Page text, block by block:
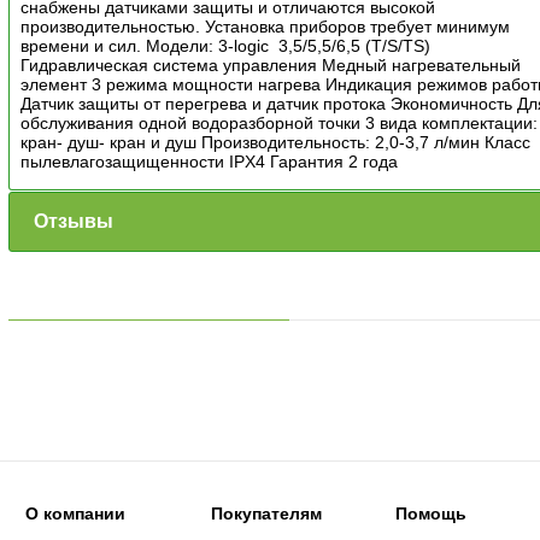
снабжены датчиками защиты и отличаются высокой
производительностью. Установка приборов требует минимум
времени и сил. Модели: 3-logic 3,5/5,5/6,5 (T/S/TS)
Гидравлическая система управления Медный нагревательный
элемент 3 режима мощности нагрева Индикация режимов
Датчик защиты от перегрева и датчик протока Экономичность
обслуживания одной водоразборной точки 3 вида комплектации:
кран- душ- кран и душ Производительность: 2,0-3,7 л/мин Класс
пылевлагозащищенности IPX4 Гарантия 2 года
Отзывы
О компании
Покупателям
Помощь